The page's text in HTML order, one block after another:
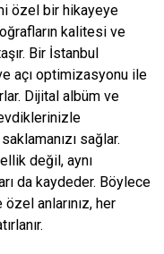
özel bir hikayeye
kalitesi ve
Bir İstanbul
açı optimizasyonu ile
Dijital albüm ve
sağlar.
değil, aynı
da kaydeder. Böylece
anlarınız, her